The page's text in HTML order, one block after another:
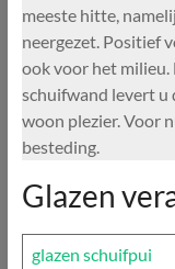
meeste hitte,
neergezet. Positief
ook voor het milieu.
schuifwand levert u
woon plezier. Voor
besteding.
Glazen
glazen schuifpui